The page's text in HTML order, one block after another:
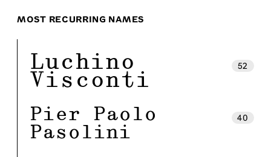
MOST RECURRING NAMES
Luchino
Visconti
52
Pier Paolo
Pasolini
40